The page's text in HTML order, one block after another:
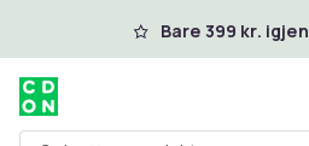
Hopp til hovedinnhold
Bare 399 kr.